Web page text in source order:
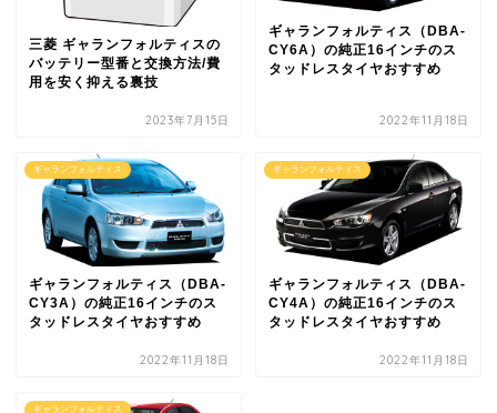
三菱 ギャランフォルティスの
バッテリー型番と交換方法/費
用を安く抑える裏技
2023年7月15日
ギャランフォルティス（DBA-
CY6A）の純正16インチのス
タッドレスタイヤおすすめ
2022年11月18日
ギャランフォルティス
ギャランフォルティス（DBA-
CY3A）の純正16インチのス
タッドレスタイヤおすすめ
2022年11月18日
ギャランフォルティス
ギャランフォルティス（DBA-
CY4A）の純正16インチのス
タッドレスタイヤおすすめ
2022年11月18日
ギャランフォルティス